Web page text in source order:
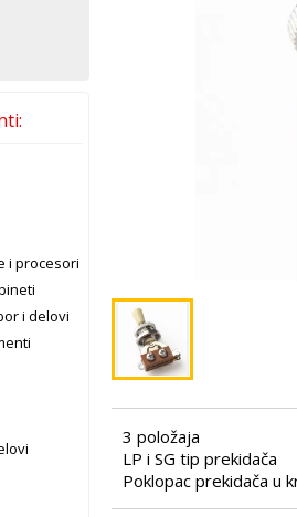
i procesori
i delovi
3 položaja
LP i SG tip prekidača
Poklopac prekidača u